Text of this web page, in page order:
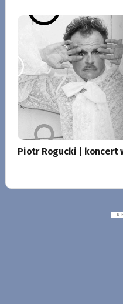
Piotr Rogucki | koncert